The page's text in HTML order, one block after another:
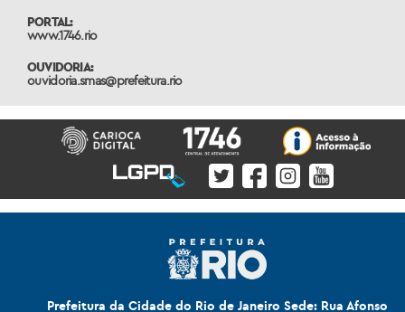
PORTAL:
www.1746.rio
OUVIDORIA:
ouvidoria.smas@prefeitura.rio
Prefeitura da Cidade do Rio de Janeiro Sede: Rua Afonso